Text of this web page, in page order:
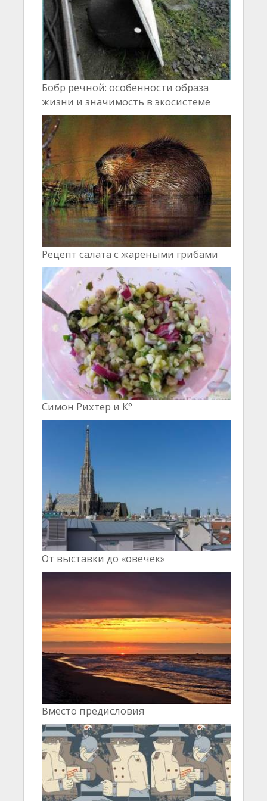
Бобр речной: особенности образа
жизни и значимость в экосистеме
Рецепт салата с жареными грибами
Симон Рихтер и К°
От выставки до «овечек»
Вместо предисловия